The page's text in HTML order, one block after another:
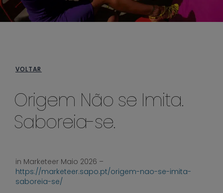
VOLTAR
Origem Não se Imita.
Saboreia-se.
in Marketeer Maio 2026 –
https://marketeer.sapo.pt/origem-nao-se-imita-
saboreia-se/